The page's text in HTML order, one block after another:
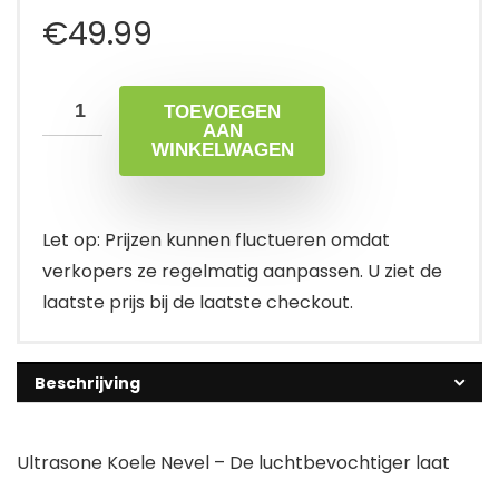
€49.99
TOEVOEGEN
AAN
WINKELWAGEN
Let op: Prijzen kunnen fluctueren omdat
verkopers ze regelmatig aanpassen. U ziet de
laatste prijs bij de laatste checkout.
Beschrijving
Ultrasone Koele Nevel – De luchtbevochtiger laat